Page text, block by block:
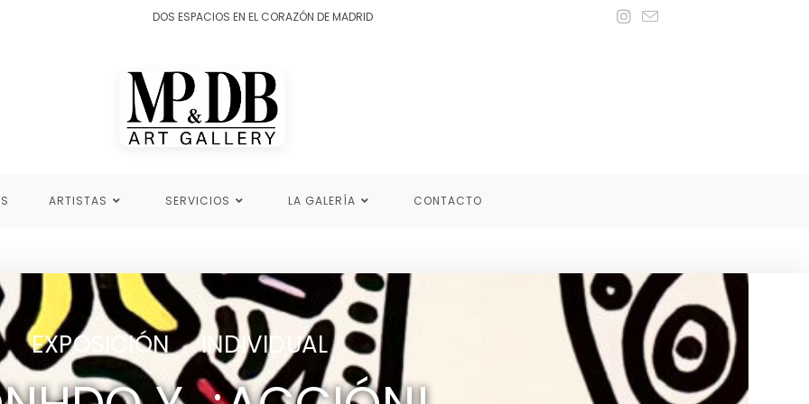
DOS ESPACIOS EN EL CORAZÓN DE MADRID
ARTISTAS SERVICIOS LA GALERÍA CONTACTO
EXPOSICIÓN INDIVIDUAL